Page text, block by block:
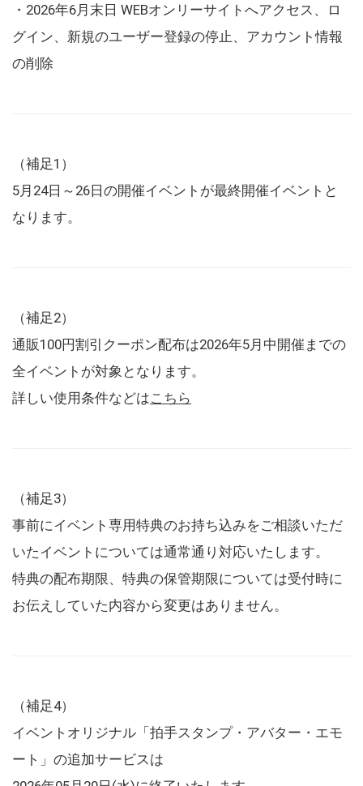
・2026年6月末日 WEBオンリーサイトへアクセス、ロ
グイン、新規のユーザー登録の停止、アカウント情報
の削除
（補足1）
5月24日～26日の開催イベントが最終開催イベントと
なります。
（補足2）
通販100円割引クーポン配布は2026年5月中開催までの
全イベントが対象となります。
詳しい使用条件などはこちら
（補足3）
事前にイベント専用特典のお持ち込みをご相談いただ
いたイベントについては通常通り対応いたします。
特典の配布期限、特典の保管期限については受付時に
お伝えしていた内容から変更はありません。
（補足4）
イベントオリジナル「拍手スタンプ・アバター・エモ
ート」の追加サービスは